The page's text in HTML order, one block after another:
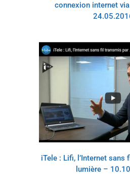
connexion internet
iTele : Lifi, l’Internet sans
lumière –